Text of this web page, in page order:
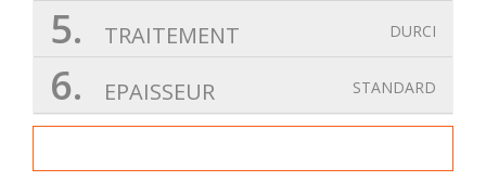
DURCI
5. TRAITEMENT
STANDARD
6. EPAISSEUR